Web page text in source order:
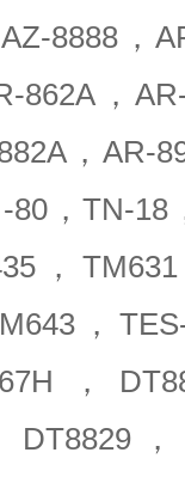
8888，
862A，
，AR-
80，TN-
，
，
，
DT8829